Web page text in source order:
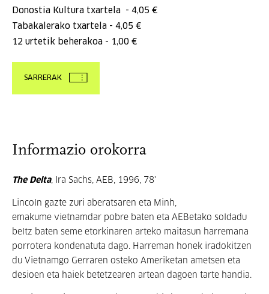
Donostia Kultura txartela
- 4,05 €
Tabakalerako txartela - 4,05 €
12 urtetik beherakoa - 1,00 €
SARRERAK
Informazio orokorra
The Delta, Ira Sachs, AEB, 1996, 78'
Lincoln gazte zuri aberatsaren eta Minh,
emakume vietnamdar pobre baten eta AEBetako soldadu
beltz baten seme etorkinaren arteko maitasun harremana
porrotera kondenatuta dago. Harreman honek iradokitzen
du Vietnamgo Gerraren osteko Ameriketan ametsen eta
desioen eta haiek betetzearen artean dagoen tarte handia.